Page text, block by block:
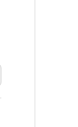
진
래 '격차 확대'